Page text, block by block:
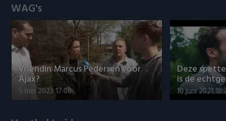
WAG's
Vriendin Marcus Pedersen voor
Ajax?
5 mei 2023 17:00
Deze
is de
10 juni 2021